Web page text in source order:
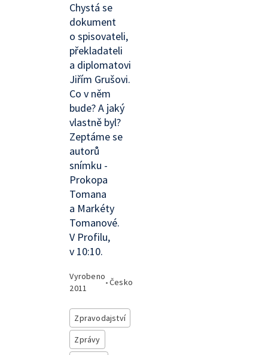
Chystá se
dokument
o spisovateli,
překladateli
a diplomatovi
Jiřím Grušovi.
Co v něm
bude? A jaký
vlastně byl?
Zeptáme se
autorů
snímku -
Prokopa
Tomana
a Markéty
Tomanové.
V Profilu,
v 10:10.
Vyrobeno
2011
•Česko
Zpravodajství
Zprávy